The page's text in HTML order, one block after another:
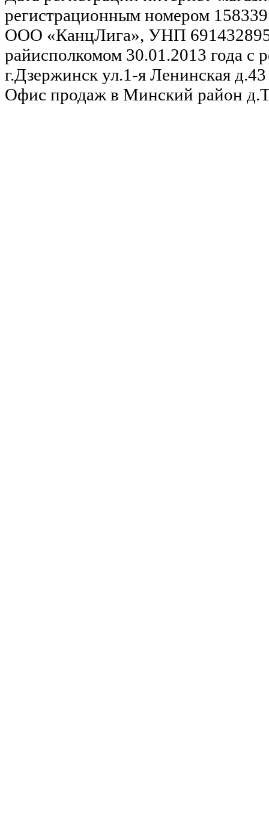
регистрационным номером 158339
ООО «КанцЛига», УНП
райисполкомом 30.01.2013 года с
г.Дзержинск ул.1-я Ленинская
Офис продаж в Минский район